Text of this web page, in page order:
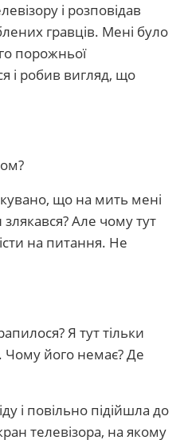
і розповідав
гравців. Мені було
порожньої
і робив вигляд, що
що на мить мені
злякався? Але чому тут
на питання. Не
Я тут тільки
Чому його немає? Де
і повільно підійшла до
телевізора, на якому